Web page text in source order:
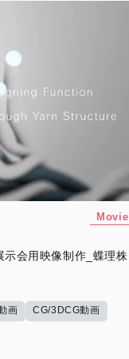
Movie
示会用映像制作_蝶理株
画
CG/3DCG動画